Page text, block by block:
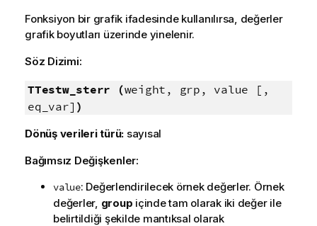
Fonksiyon bir grafik ifadesinde kullanılırsa, değerler
grafik boyutları üzerinde yinelenir.
Söz Dizimi:
TTestw_sterr (weight, grp, value [,
eq_var] )
Dönüş verileri türü: sayısal
Bağımsız Değişkenler:
value: Değerlendirilecek örnek değerler. Örnek
değerler, group içinde tam olarak iki değer ile
belirtildiği şekilde mantıksal olarak